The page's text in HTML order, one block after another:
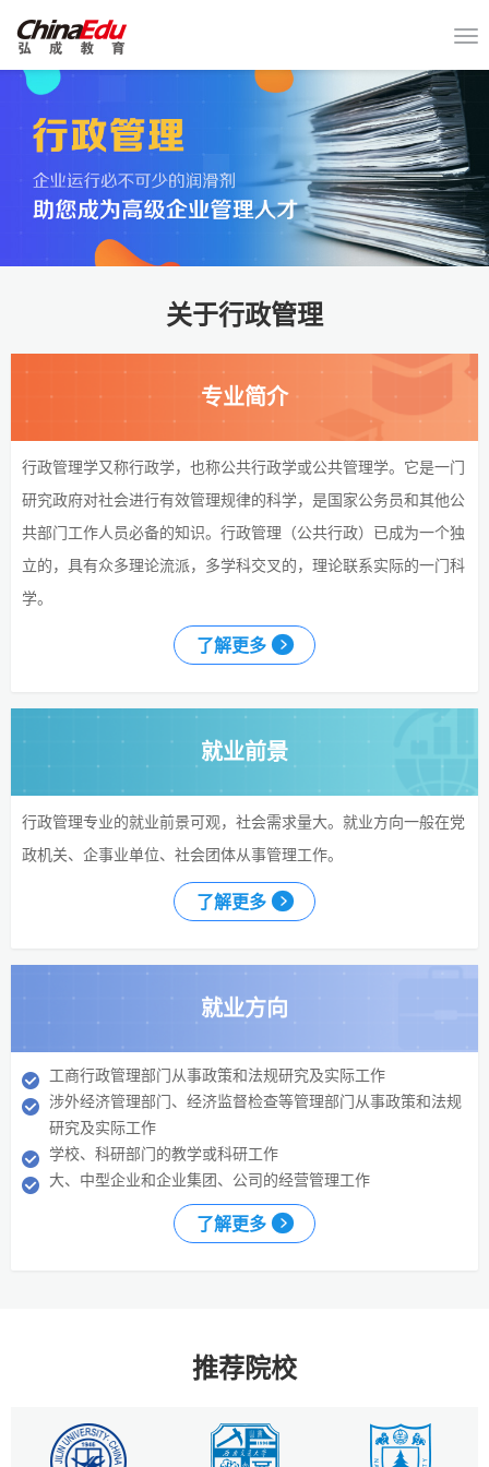
关于行政管理
专业简介
行政管理学又称行政学，也称公共行政学或公共管理学。它是一门
研究政府对社会进行有效管理规律的科学，是国家公务员和其他公
共部门工作人员必备的知识。行政管理（公共行政）已成为一个独
立的，具有众多理论流派，多学科交叉的，理论联系实际的一门科
学。
了解更多
就业前景
行政管理专业的就业前景可观，社会需求量大。就业方向一般在党
政机关、企事业单位、社会团体从事管理工作。
了解更多
就业方向
工商行政管理部门从事政策和法规研究及实际工作
涉外经济管理部门、经济监督检查等管理部门从事政策和法规
研究及实际工作
学校、科研部门的教学或科研工作
大、中型企业和企业集团、公司的经营管理工作
了解更多
推荐院校